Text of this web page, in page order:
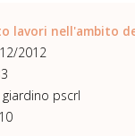
lavori nell'ambito
2012
pscrl